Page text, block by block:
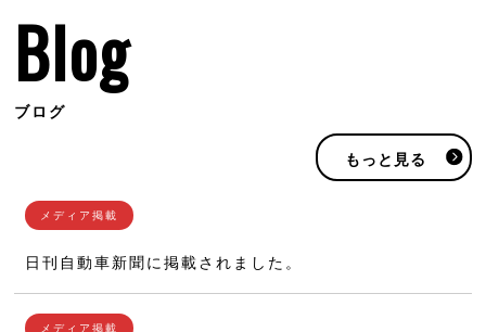
Blog
ブログ
もっと見る
日刊自動車新聞に掲載されました。